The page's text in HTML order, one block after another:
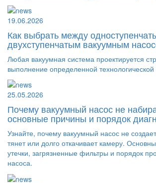
19.06.2026
Как выбрать между
двухступенчатым вакуумным
Любая вакуумная система проектируется
выполнение определенной технологической
25.05.2026
Почему вакуумный насос не
основные причины и порядок
Узнайте, почему вакуумный насос не
тянет или долго откачивает камеру.
утечки, загрязненные фильтры и порядок
насоса.